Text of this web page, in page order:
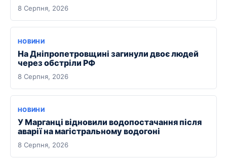
8 Серпня, 2026
НОВИНИ
На Дніпропетровщині загинули двоє людей
через обстріли РФ
8 Серпня, 2026
НОВИНИ
У Марганці відновили водопостачання після
аварії на магістральному водогоні
8 Серпня, 2026